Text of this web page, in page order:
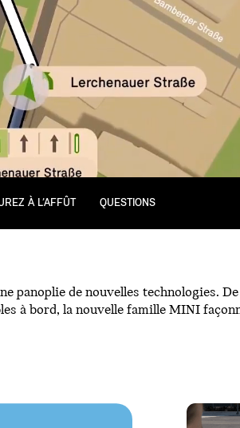
À L’AFFÛT QUESTIONS
de nouvelles technologies.
à bord, la nouvelle famille MINI